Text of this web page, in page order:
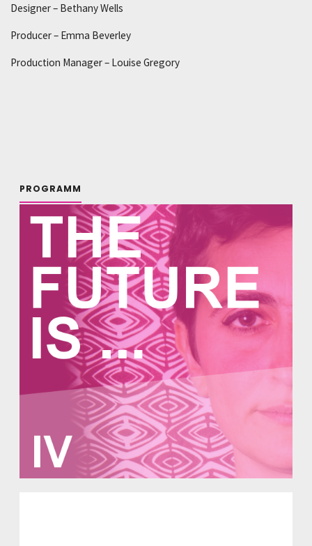
Designer – Bethany Wells
Producer – Emma Beverley
Production Manager – Louise Gregory
PROGRAMM
The Future Is … IV